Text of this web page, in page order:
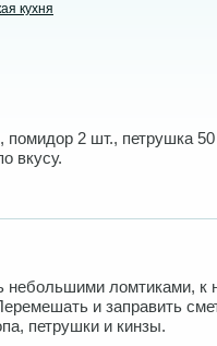
кухня
помидор 2 шт., петрушка 50
вкусу.
небольшими ломтиками, к
и заправить
петрушки и кинзы.